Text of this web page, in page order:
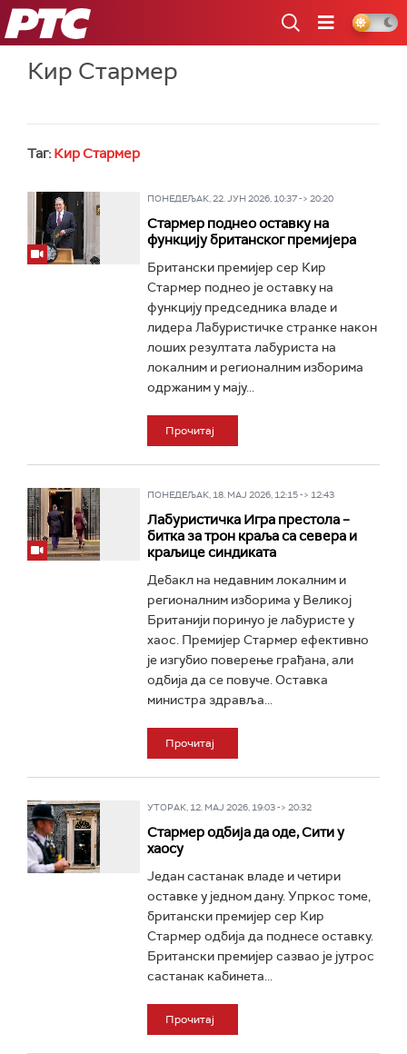
РТС
Кир Стармер
Таг: Кир Стармер
ПОНЕДЕЉАК, 22. ЈУН 2026, 10:37 -> 20:20
Стармер поднео оставку на
функцију британског премијера
Британски премијер сер Кир
Стармер поднео је оставку на
функцију председника владе и
лидера Лабуристичке странке након
лоших резултата лабуриста на
локалним и регионалним изборима
одржаним у мају...
Прочитај
ПОНЕДЕЉАК, 18. МАЈ 2026, 12:15 -> 12:43
Лабуристичка Игра престола –
битка за трон краља са севера и
краљице синдиката
Дебакл на недавним локалним и
регионалним изборима у Великој
Британији поринуо је лабуристе у
хаос. Премијер Стармер ефективно
је изгубио поверење грађана, али
одбија да се повуче. Оставка
министра здравља...
Прочитај
УТОРАК, 12. МАЈ 2026, 19:03 -> 20:32
Стармер одбија да оде, Сити у
хаосу
Један састанак владе и четири
оставке у једном дану. Упркос томе,
британски премијер сер Кир
Стармер одбија да поднесе оставку.
Британски премијер сазвао је јутрос
састанак кабинета...
Прочитај